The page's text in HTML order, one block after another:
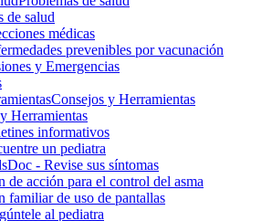
de salud
médicas
prevenibles por vacunación
y Emergencias
Consejos y Herramientas
Herramientas
informativos
un pediatra
- Revise sus síntomas
de acción para el control del asma
familiar de uso de pantallas
al pediatra